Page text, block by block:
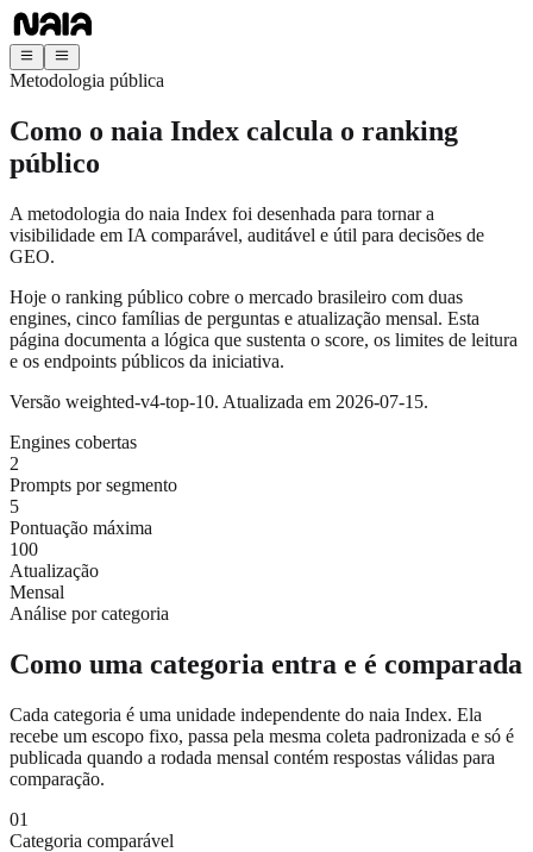
Metodologia pública
Como o naia Index calcula o ranking
público
A metodologia do naia Index foi desenhada para tornar a
visibilidade em IA comparável, auditável e útil para decisões de
GEO.
Hoje o ranking público cobre o mercado brasileiro com duas
engines, cinco famílias de perguntas e atualização mensal. Esta
página documenta a lógica que sustenta o score, os limites de leitura
e os endpoints públicos da iniciativa.
Versão weighted-v4-top-10. Atualizada em 2026-07-15.
Engines cobertas
2
Prompts por segmento
5
Pontuação máxima
100
Atualização
Mensal
Análise por categoria
Como uma categoria entra e é comparada
Cada categoria é uma unidade independente do naia Index. Ela
recebe um escopo fixo, passa pela mesma coleta padronizada e só é
publicada quando a rodada mensal contém respostas válidas para
comparação.
01
Categoria comparável